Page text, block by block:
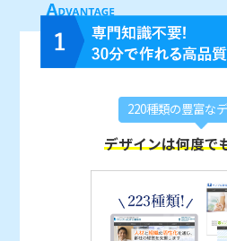
220種類の豊富な
デザインは何度で